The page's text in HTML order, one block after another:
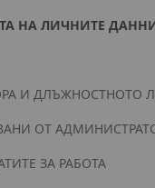
НА ЛИЧНИТЕ
И ДЛЪЖНОСТНОТО
ОТ
ЗА РАБОТА